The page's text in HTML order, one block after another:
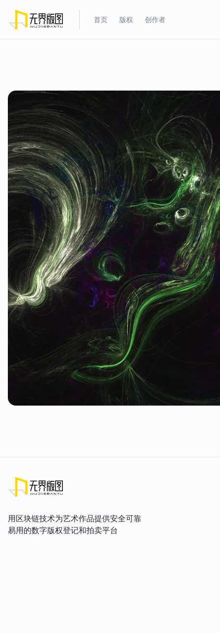
首页 版权 创作者
用区块链技术为艺术作品提供安全可靠
易用的数字版权登记和拍卖平台